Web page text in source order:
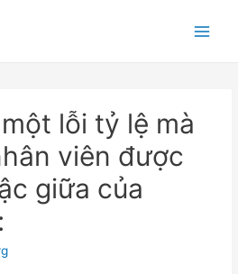
lỗi tỷ lệ mà
viên được
giữa của